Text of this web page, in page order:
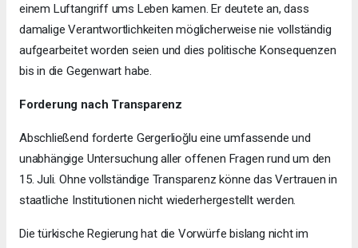
einem Luftangriff ums Leben kamen. Er deutete an, dass
damalige Verantwortlichkeiten möglicherweise nie vollständig
aufgearbeitet worden seien und dies politische Konsequenzen
bis in die Gegenwart habe.
Forderung nach Transparenz
Abschließend forderte Gergerlioğlu eine umfassende und
unabhängige Untersuchung aller offenen Fragen rund um den
15. Juli. Ohne vollständige Transparenz könne das Vertrauen in
staatliche Institutionen nicht wiederhergestellt werden.
Die türkische Regierung hat die Vorwürfe bislang nicht im